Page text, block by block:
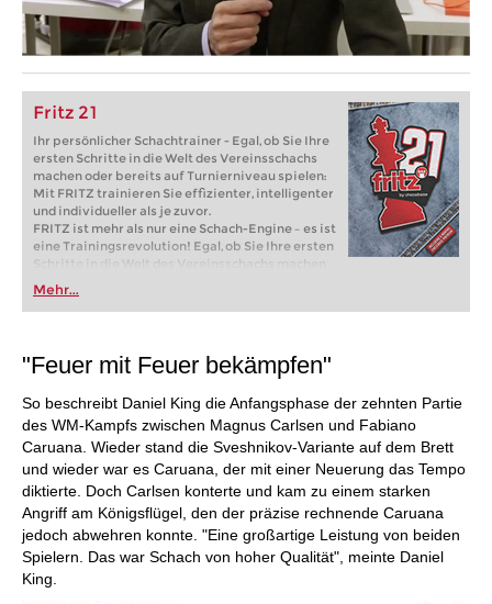
Fritz 21
Ihr persönlicher Schachtrainer - Egal, ob Sie Ihre
ersten Schritte in die Welt des Vereinsschachs
machen oder bereits auf Turnierniveau spielen:
Mit FRITZ trainieren Sie effizienter, intelligenter
und individueller als je zuvor.
FRITZ ist mehr als nur eine Schach-Engine – es ist
eine Trainingsrevolution! Egal, ob Sie Ihre ersten
Schritte in die Welt des Vereinsschachs machen
oder bereits auf Turnierniveau spielen: Mit
FRITZ trainieren Sie effizienter, intelligenter und
individueller als je zuvor.
Mehr...
"Feuer mit Feuer bekämpfen"
So beschreibt Daniel King die Anfangsphase der zehnten Partie
des WM-Kampfs zwischen Magnus Carlsen und Fabiano
Caruana. Wieder stand die Sveshnikov-Variante auf dem Brett
und wieder war es Caruana, der mit einer Neuerung das Tempo
diktierte. Doch Carlsen konterte und kam zu einem starken
Angriff am Königsflügel, den der präzise rechnende Caruana
jedoch abwehren konnte. "Eine großartige Leistung von beiden
Spielern. Das war Schach von hoher Qualität", meinte Daniel
King.